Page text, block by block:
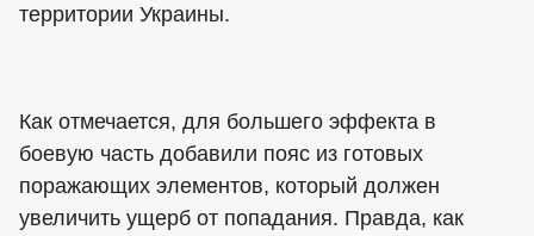
территории Украины.
Как отмечается, для большего эффекта в
боевую часть добавили пояс из готовых
поражающих элементов, который должен
увеличить ущерб от попадания. Правда, как